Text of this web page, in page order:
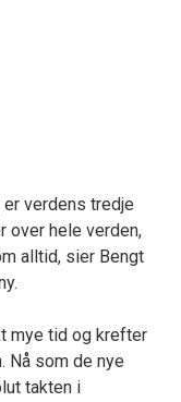
verdens tredje
over hele verden,
alltid, sier Bengt
mye tid og krefter
Nå som de nye
takten i